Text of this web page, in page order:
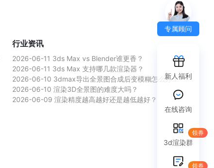
行业资讯
2026-06-11 3ds Max vs Blender谁更香？
2026-06-11 3ds Max 支持哪几款渲染器？
2026-06-10 3dmax导出全景图合成后变模糊怎么办？
2026-06-10 渲染3D全景图的难度大吗？
2026-06-09 渲染精度越高越好还是越低越好？
专属顾问
新人福利
在线咨询
3d渲染群
领券
领券